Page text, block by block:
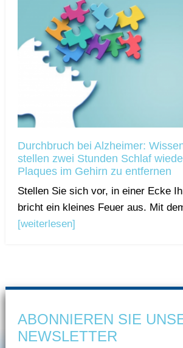
Durchbruch bei Alzheimer:
stellen zwei Stunden Schlaf
Plaques im Gehirn zu entfernen
Stellen Sie sich vor, in einer Ecke
bricht ein kleines Feuer aus. Mit
[weiterlesen]
ABONNIEREN SIE
NEWSLETTER